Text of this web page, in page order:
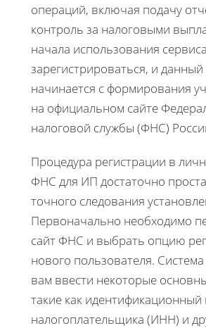
операций, включая подачу
контроль за налоговыми
начала использования
зарегистрироваться, и
начинается с формирования
на официальном сайте
налоговой службы (ФНС)
Процедура регистрации в
ФНС для ИП достаточно
точного следования
Первоначально необходимо
сайт ФНС и выбрать опцию
нового пользователя.
вам ввести некоторые
такие как
налогоплательщика (ИНН) и